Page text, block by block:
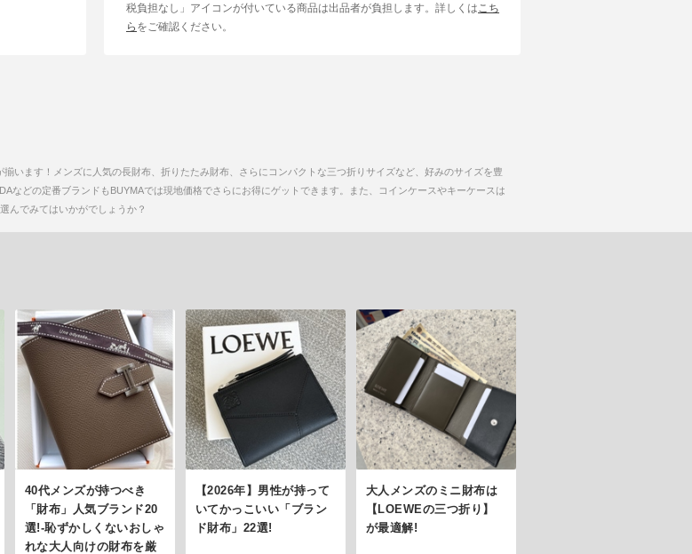
税負担なし」アイコンが付いている商品は出品者が負担します。詳しくは こち
ら をご確認ください。
います！メンズに人気の長財布、折りたたみ財布、さらにコンパクトな三つ折りサイズなど、好みのサイズを豊
などの定番ブランドもBUYMAでは現地価格でさらにお得にゲットできます。また、コインケースやキーケースは
んでみてはいかがでしょうか？
40代メンズが持つべき
「財布」人気ブランド20
選!-恥ずかしくないおしゃ
れな大人向けの財布を厳
【2026年】男性が持って
いてかっこいい「ブラン
ド財布」22選!
大人メンズのミニ財布は
【LOEWEの三つ折り】
が最適解!